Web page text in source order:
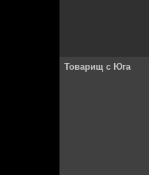
Товарищ с Юга